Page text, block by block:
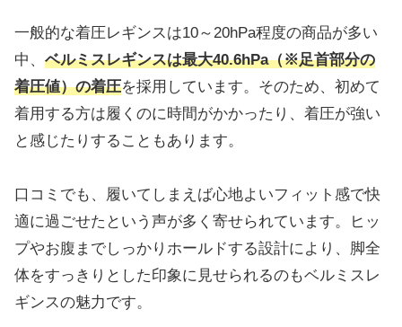
一般的な着圧レギンスは10～20hPa程度の商品が多い
中、 ベルミスレギンスは最大40.6hPa（※足首部分の
着圧値）の着圧を採用しています。そのため、初めて
着用する方は履くのに時間がかかったり、着圧が強い
と感じたりすることもあります。
口コミでも、履いてしまえば心地よいフィット感で快
適に過ごせたという声が多く寄せられています。ヒッ
プやお腹までしっかりホールドする設計により、脚全
体をすっきりとした印象に見せられるのもベルミスレ
ギンスの魅力です。